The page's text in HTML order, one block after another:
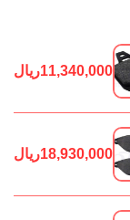
11,340,000ریال
18,930,000ریال